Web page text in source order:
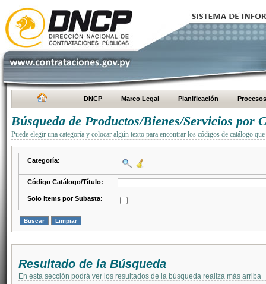
DNCP Marco Legal Planificación Procesos
Búsqueda de Productos/Bienes/Servicios por
Puede elegir una categoría y colocar algún texto para encontrar los códigos de catálogo
Categoría:
Código Catálogo/Título:
Solo items por Subasta:
Resultado de la Búsqueda
En esta sección podrá ver los resultados de la búsqueda realiza más arriba